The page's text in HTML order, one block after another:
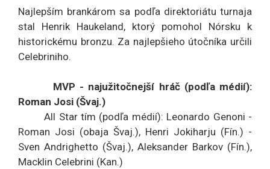
Najlepším brankárom sa podľa direktoriátu turnaja
stal Henrik Haukeland, ktorý pomohol Nórsku k
historickému bronzu. Za najlepšieho útočníka určili
Celebriniho.
MVP - najužitočnejší hráč (podľa médií):
Roman Josi (Švaj.)
All Star tím (podľa médií): Leonardo Genoni -
Roman Josi (obaja Švaj.), Henri Jokiharju (Fín.) -
Sven Andrighetto (Švaj.), Aleksander Barkov (Fín.),
Macklin Celebrini (Kan.)